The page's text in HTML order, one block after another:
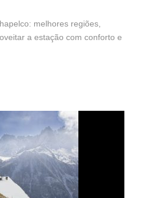
melhores regiões,
a estação com conforto e